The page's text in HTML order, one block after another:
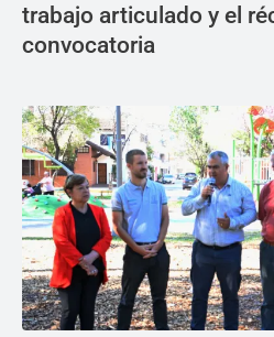
trabajo articulado y el
convocatoria